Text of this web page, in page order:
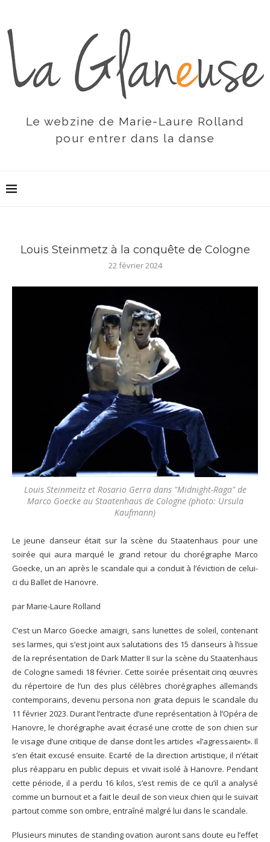
Le webzine de Marie-Laure Rolland
pour entrer dans la danse
Louis Steinmetz à la conquête de Cologne
22 février 2024
Louis Steinmeitz et Rosario Gerra dans "Midnight-Raga" de
Marco Goecke au Staatenhaus de Cologne (photo: Ursula
Kaufmann)
Le jeune danseur était sur la scène du Staatenhaus pour une
soirée qui aura marqué le grand retour du chorégraphe Marco
Goecke, un an après le scandale qui a conduit à l’éviction de celui-
ci du Ballet de Hanovre.
par Marie-Laure Rolland
C’est un Marco Goecke amaigri, sans lunettes de soleil, contenant
ses larmes, qui s’est joint aux salutations des 15 danseurs à l’issue
de la représentation de Dark Matter II sur la scène du Staatenhaus
de Cologne samedi 18 février. Cette soirée présentait cinq œuvres
du répertoire de l’un des plus célèbres chorégraphes allemands
contemporains, devenu persona non grata depuis le scandale du
11 février 2023. Durant l’entracte d’une représentation à l’Opéra de
Hanovre, le chorégraphe avait écrasé une crotte de son chien sur
le visage d’une critique de danse dont les articles «l’agressaient». Il
s’en était excusé ensuite. Ecarté de la direction artistique, il n’était
plus réapparu en public depuis et vivait isolé à Hanovre. Pendant
cette période, il a perdu 16 kilos, s’est remis de ce qu’il a analysé
comme un burnout et a fait le deuil de son vieux chien qui le suivait
partout comme son ombre, entraîné malgré lui dans le scandale.
Plusieurs minutes de standing ovation auront sans doute eu l’effet